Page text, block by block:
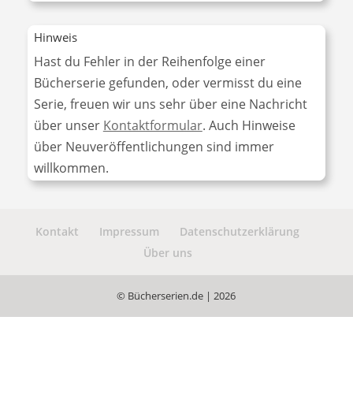
Hinweis
Hast du Fehler in der Reihenfolge einer
Bücherserie gefunden, oder vermisst du eine
Serie, freuen wir uns sehr über eine Nachricht
über unser Kontaktformular. Auch Hinweise
über Neuveröffentlichungen sind immer
willkommen.
Kontakt Impressum
Datenschutzerklärung
Über uns
© Bücherserien.de | 2026